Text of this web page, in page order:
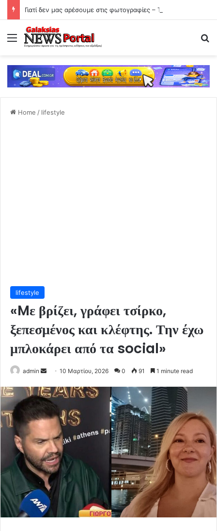
Menu
Home / lifestyle
lifestyle
«Mε βρίζει, γράφει τσίρκο,
ξεπεσμένος και κλέφτης. Την έχω
μπλοκάρει από τα social»
admin
Send
email
10 Μαρτίου, 2026 0 91 1 minute read